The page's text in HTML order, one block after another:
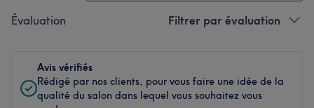
Évaluation Filtrer par évaluation
Avis vérifiés
Rédigé par nos clients, pour vous faire une idée de la
qualité du salon dans lequel vous souhaitez vous